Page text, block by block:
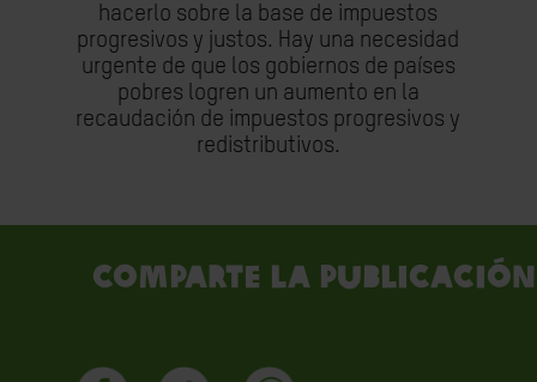
hacerlo sobre la base de impuestos
progresivos y justos. Hay una necesidad
urgente de que los gobiernos de países
pobres logren un aumento en la
recaudación de impuestos progresivos y
redistributivos.
Comparte la publicación